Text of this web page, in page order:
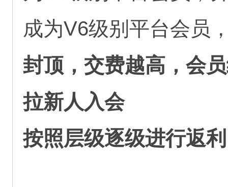
成为V6级别平台会员
封顶，交费越高，会
拉新人入会
按照层级逐级进行返利